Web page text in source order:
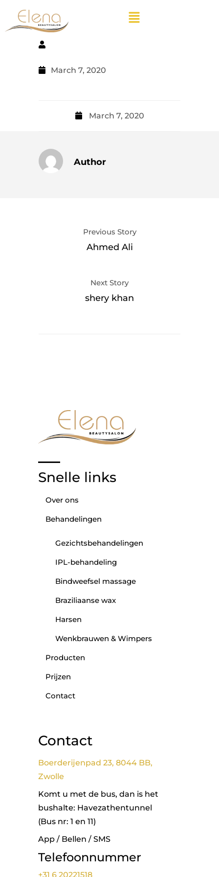
March 7, 2020
March 7, 2020
Author
Previous Story
Ahmed Ali
Next Story
shery khan
Snelle links
Over ons
Behandelingen
Gezichtsbehandelingen
IPL-behandeling
Bindweefsel massage
Braziliaanse wax
Harsen
Wenkbrauwen & Wimpers
Producten
Prijzen
Contact
Contact
Boerderijenpad 23, 8044 BB,
Zwolle
Komt u met de bus, dan is het
bushalte: Havezathentunnel
(Bus nr: 1 en 11)
App / Bellen / SMS
Telefoonnummer
+31 6 20221518